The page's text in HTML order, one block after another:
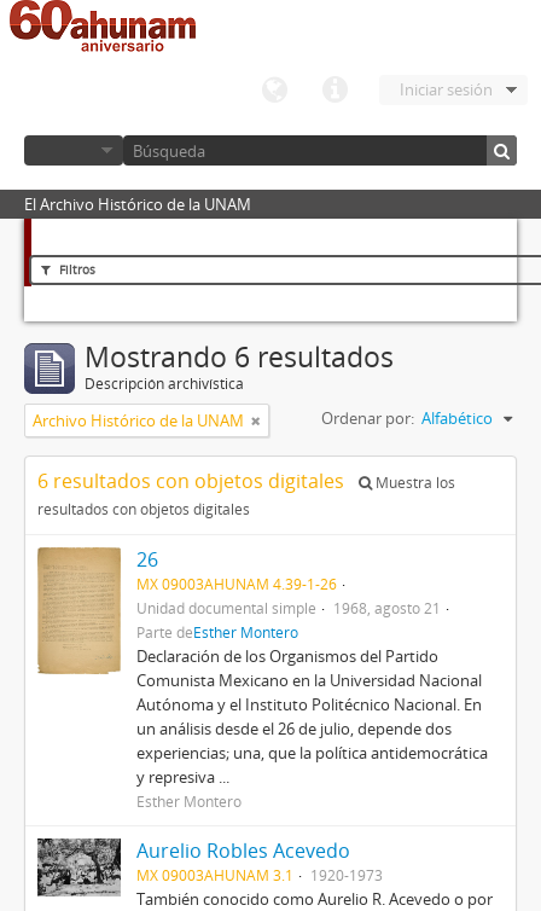
Iniciar sesión
El Archivo Histórico de la UNAM
Filtros
Mostrando 6 resultados
Descripción archivística
Archivo Histórico de la UNAM Ordenar por: Alfabético
6 resultados con objetos digitales
Muestra los
resultados con objetos digitales
26
MX 09003AHUNAM 4.39-1-26
Unidad documental simple
1968, agosto 21
Parte deEsther Montero
Declaración de los Organismos del Partido
Comunista Mexicano en la Universidad Nacional
Autónoma y el Instituto Politécnico Nacional. En
un análisis desde el 26 de julio, depende dos
experiencias; una, que la política antidemocrática
y represiva ...
Esther Montero
Aurelio Robles Acevedo
MX 09003AHUNAM 3.1 1920-1973
También conocido como Aurelio R. Acevedo o por